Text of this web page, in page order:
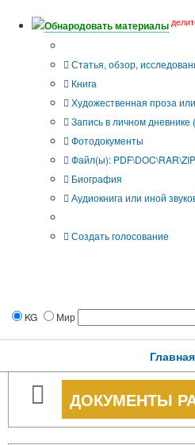
Обнародовать материалы
Статья, обзор,
Книга
Художественная проза
Запись в личном дневнике
Фотодокументы
Файл(ы):
Биография
Аудиокнига или иной
Создать голосование
KG Мир
Главная
ДОКУМЕНТЫ